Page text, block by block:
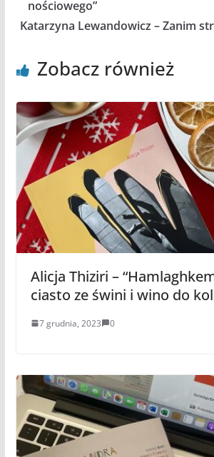
nościowego”
Katarzyna Lewandowicz – Zanim
Zobacz również
Alicja Thiziri –
ciasto ze świni i wino do
7 grudnia, 2023 0